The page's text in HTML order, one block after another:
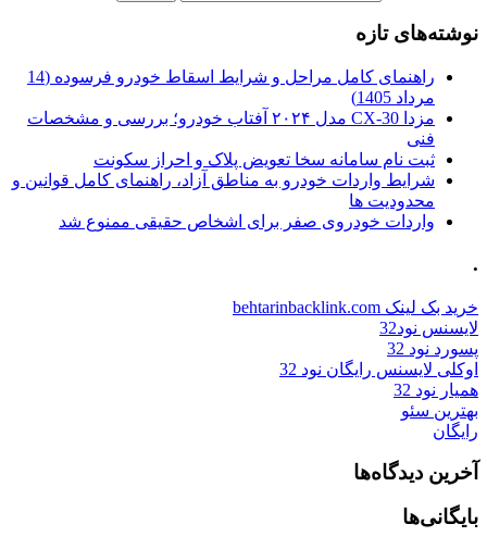
نوشته‌های تازه
راهنمای کامل مراحل و شرایط اسقاط خودرو فرسوده (14
مرداد 1405)
مزدا CX-30 مدل ۲۰۲۴ آفتاب خودرو؛ بررسی و مشخصات
فنی
ثبت نام سامانه سخا تعویض پلاک و احراز سکونت
شرایط واردات خودرو به مناطق آزاد، راهنمای کامل قوانین و
محدودیت ها
واردات خودروی صفر برای اشخاص حقیقی ممنوع شد
.
خرید بک لینک behtarinbacklink.com
لایسنس نود32
پسورد نود 32
اوکلی لایسنس رایگان نود 32
همیار نود 32
بهترین سئو
رایگان
آخرین دیدگاه‌ها
بایگانی‌ها